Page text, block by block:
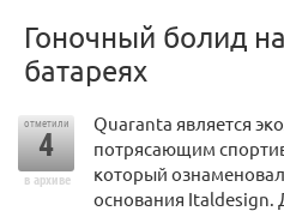
Гоночный болид
батареях
отметили
4
в архиве
Quaranta является
потрясающим
который
основания